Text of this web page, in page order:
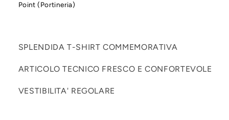
Point (Portineria)
SPLENDIDA T-SHIRT COMMEMORATIVA
ARTICOLO TECNICO FRESCO E CONFORTEVOLE
VESTIBILITA' REGOLARE